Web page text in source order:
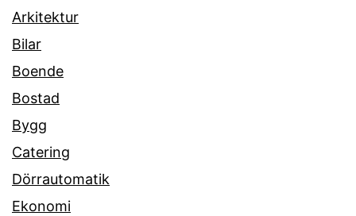
Arkitektur
Bilar
Boende
Bostad
Bygg
Catering
Dörrautomatik
Ekonomi